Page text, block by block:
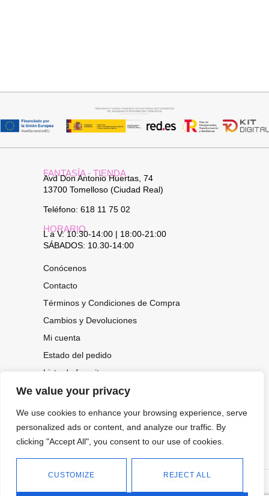
We value your privacy
We use cookies to enhance your browsing experience, serve
personalized ads or content, and analyze our traffic. By
clicking "Accept All", you consent to our use of cookies.
CUSTOMIZE REJECT ALL
FANTASÍA - TIENDA
Avd Don Antonio Huertas, 74
13700 Tomelloso (Ciudad Real)
Teléfono: 618 11 75 02
HORARIO
L a V: 10:30-14:00 | 18:00-21:00
SÁBADOS: 10.30-14:00
Conócenos
Contacto
Términos y Condiciones de Compra
Cambios y Devoluciones
Mi cuenta
Estado del pedido
Lista de favoritos
CONOCE NUESTRAS NOVEDADES,
OFERTAS...
2026.